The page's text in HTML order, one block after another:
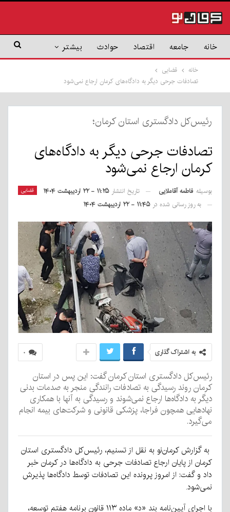
خانه جامعه اقتصاد حوادث بیشتر
خانه
قضایی
تصادفات جرحی دیگر به دادگاه‌های کرمان ارجاع نمی‌شود
رئیس‌کل دادگستری استان کرمان؛
تصادفات جرحی دیگر به دادگاه‌های
کرمان ارجاع نمی‌شود
قضایی بوسیله فاطمه آقاملایی تاریخ انتشار ۱۱:۲۵ - ۲۲ اردیبهشت ۱۴۰۴
به روز رسانی شده در ۱۱:۴۵ - ۲۲ اردیبهشت ۱۴۰۴
۰ به اشتراک گذاری
رئیس‌کل دادگستری استان کرمان گفت: این پس در استان
کرمان روند رسیدگی به تصادفات رانندگی منجر به صدمات بدنی
دیگر به دادگاه‌ها ارجاع نمی‌شوند و رسیدگی به آنها با همکاری
نهادهایی همچون فراجا، پزشکی قانونی و شرکت‌های بیمه انجام
می‌گیرد.
به گزارش کرمان‌نو به نقل از تسنیم، رئیس‌کل دادگستری استان
کرمان از پایان ارجاع تصادفات جرحی به دادگاه‌ها در کرمان خبر
داد و گفت: از امروز پرونده این تصادفات توسط دادگاه‌ها پذیرش
نمی‌شود.
با اجرای آیین‌نامه بند «د» ماده ۱۱۳ قانون برنامه هفتم توسعه،